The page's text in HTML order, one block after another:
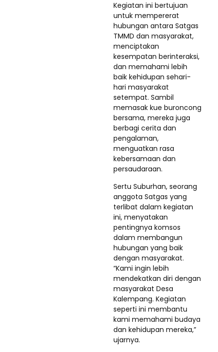
Kegiatan ini bertujuan
untuk mempererat
hubungan antara Satgas
TMMD dan masyarakat,
menciptakan
kesempatan berinteraksi,
dan memahami lebih
baik kehidupan sehari-
hari masyarakat
setempat. Sambil
memasak kue buroncong
bersama, mereka juga
berbagi cerita dan
pengalaman,
menguatkan rasa
kebersamaan dan
persaudaraan.
Sertu Suburhan, seorang
anggota Satgas yang
terlibat dalam kegiatan
ini, menyatakan
pentingnya komsos
dalam membangun
hubungan yang baik
dengan masyarakat.
“Kami ingin lebih
mendekatkan diri dengan
masyarakat Desa
Kalempang. Kegiatan
seperti ini membantu
kami memahami budaya
dan kehidupan mereka,”
ujarnya.